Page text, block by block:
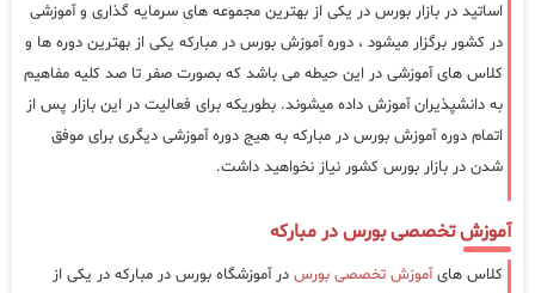
اساتید در بازار بورس در یکی از بهترین مجموعه های سرمایه گذاری و آموزشی
در کشور برگزار میشود ، دوره آموزش بورس در مبارکه یکی از بهترین دوره ها و
کلاس های آموزشی در این حیطه می باشد که بصورت صفر تا صد کلیه مفاهیم
به دانشپذیران آموزش داده میشوند. بطوریکه برای فعالیت در این بازار پس از
اتمام دوره آموزش بورس در مبارکه به هیج دوره آموزشی دیگری برای موفق
شدن در بازار بورس کشور نیاز نخواهید داشت.
آموزش تخصصی بورس در مبارکه
کلاس هایآموزش تخصصی بورس در آموزشگاه بورس در مبارکه در یکی از